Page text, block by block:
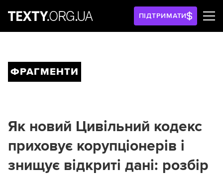
ПІДТРИМАТИ
ФРАГМЕНТИ
Як новий Цивільний кодекс
приховує корупціонерів і
знищує відкриті дані: розбір